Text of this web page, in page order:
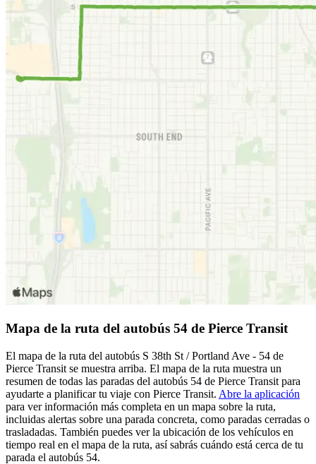
Mapa de la ruta del autobús 54 de Pierce Transit
El mapa de la ruta del autobús S 38th St / Portland Ave - 54 de
Pierce Transit se muestra arriba. El mapa de la ruta muestra un
resumen de todas las paradas del autobús 54 de Pierce Transit para
ayudarte a planificar tu viaje con Pierce Transit. Abre la aplicación
para ver información más completa en un mapa sobre la ruta,
incluidas alertas sobre una parada concreta, como paradas cerradas o
trasladadas. También puedes ver la ubicación de los vehículos en
tiempo real en el mapa de la ruta, así sabrás cuándo está cerca de tu
parada el autobús 54.